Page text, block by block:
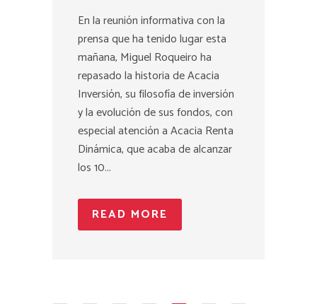
En la reunión informativa con la
prensa que ha tenido lugar esta
mañana, Miguel Roqueiro ha
repasado la historia de Acacia
Inversión, su filosofía de inversión
y la evolución de sus fondos, con
especial atención a Acacia Renta
Dinámica, que acaba de alcanzar
los 10...
READ MORE